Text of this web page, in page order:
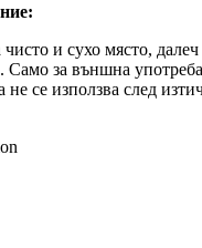
и сухо място,
Само за външна
не се използва след